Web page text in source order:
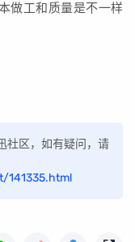
做工和质量是不一样
社区，如有疑问，请
141335.html